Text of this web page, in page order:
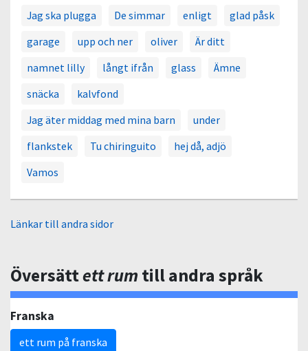
Jag ska plugga De simmar enligt
glad påsk
garage
upp och ner oliver
Är ditt
namnet lilly
långt ifrån glass
Ämne
snäcka
kalvfond
Jag äter middag med mina barn
under
flankstek
Tu chiringuito
hej då, adjö
Vamos
Länkar till andra sidor
Översättett rum till andra språk
Franska
ett rum på franska